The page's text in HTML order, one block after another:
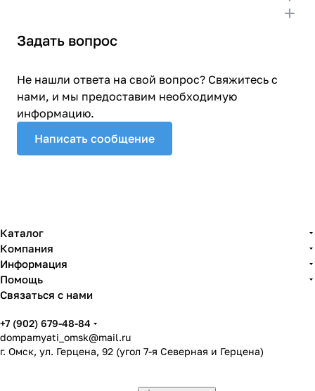
Задать вопрос
Не нашли ответа на свой вопрос? Свяжитесь с
нами, и мы предоставим необходимую
информацию.
Написать сообщение
Каталог
Компания
Информация
Помощь
Связаться с нами
+7 (902) 679-48-84
dompamyati_omsk@mail.ru
г. Омск, ул. Герцена, 92 (угол 7-я Северная и Герцена)